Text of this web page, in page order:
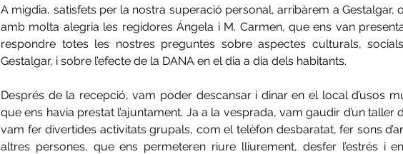
A migdia, satisfets per la nostra superació personal, arribàrem a Gestalgar,
amb molta alegria les regidores Ángela i M. Carmen, que ens van
respondre totes les nostres preguntes sobre aspectes culturals,
Gestalgar, i sobre l’efecte de la DANA en el dia a dia dels habitants.
Després de la recepció, vam poder descansar i dinar en el local d’usos
que ens havia prestat l’ajuntament. Ja a la vesprada, vam gaudir d’un taller
vam fer divertides activitats grupals, com el telèfon desbaratat, fer sons
altres persones, que ens permeteren riure lliurement, desfer l’estrés i